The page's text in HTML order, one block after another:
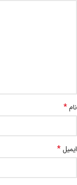
نام*
ایمیل*